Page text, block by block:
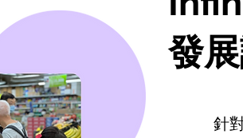
發
針